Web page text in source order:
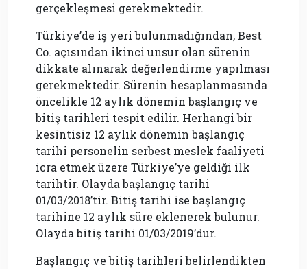
gerçekleşmesi gerekmektedir.
Türkiye’de iş yeri bulunmadığından, Best
Co. açısından ikinci unsur olan sürenin
dikkate alınarak değerlendirme yapılması
gerekmektedir. Sürenin hesaplanmasında
öncelikle 12 aylık dönemin başlangıç ve
bitiş tarihleri tespit edilir. Herhangi bir
kesintisiz 12 aylık dönemin başlangıç
tarihi personelin serbest meslek faaliyeti
icra etmek üzere Türkiye’ye geldiği ilk
tarihtir. Olayda başlangıç tarihi
01/03/2018’tir. Bitiş tarihi ise başlangıç
tarihine 12 aylık süre eklenerek bulunur.
Olayda bitiş tarihi 01/03/2019’dur.
Başlangıç ve bitiş tarihleri belirlendikten